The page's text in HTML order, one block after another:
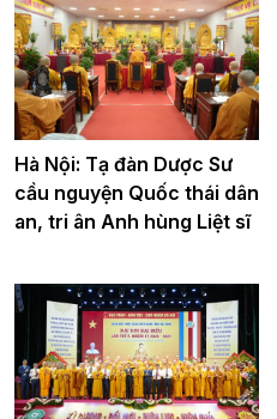
Hà Nội: Tạ đàn Dược Sư
cầu nguyện Quốc thái dân
an, tri ân Anh hùng Liệt sĩ